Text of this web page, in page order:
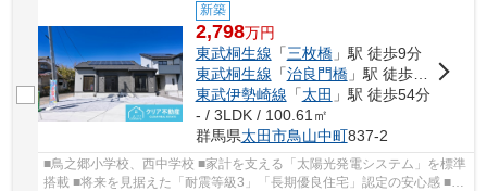
新築
2,798万円
東武桐生線 「三枚橋」駅 徒歩9分
東武桐生線 「治良門橋」駅 徒歩27分
東武伊勢崎線 「太田 」駅 徒歩54分
- / 3LDK / 100.61㎡
群馬県太田市鳥山中町837-2
■鳥之郷小学校、西中学校 ■家計を支える「太陽光発電システム」を標準
搭載 ■将来を見据えた「耐震等級3」「長期優良住宅」認定の安心感 ■カ